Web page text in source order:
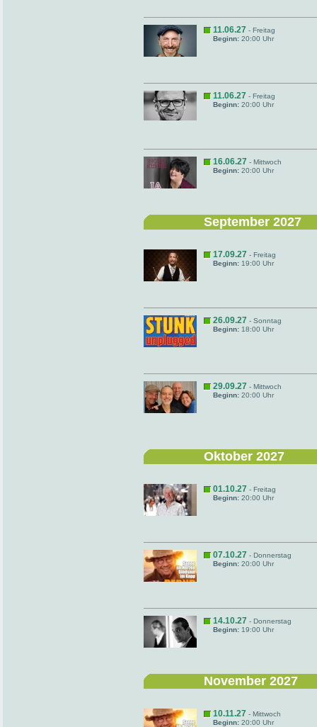
11.06.27 - Freitag
Beginn: 20:00 Uhr
11.06.27 - Freitag
Beginn: 20:00 Uhr
16.06.27 - Mittwoch
Beginn: 20:00 Uhr
September 2027
17.09.27 - Freitag
Beginn: 19:00 Uhr
26.09.27 - Sonntag
Beginn: 18:00 Uhr
29.09.27 - Mittwoch
Beginn: 20:00 Uhr
Oktober 2027
01.10.27 - Freitag
Beginn: 20:00 Uhr
07.10.27 - Donnerstag
Beginn: 20:00 Uhr
14.10.27 - Donnerstag
Beginn: 19:00 Uhr
November 2027
10.11.27 - Mittwoch
Beginn: 20:00 Uhr